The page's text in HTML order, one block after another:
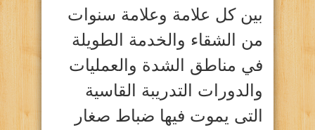
بين كل علامة وعلامة سنوات
من الشقاء والخدمة الطويلة
في مناطق الشدة والعمليات
والدورات التدريبة القاسية
التى يموت فيها ضباط صغار